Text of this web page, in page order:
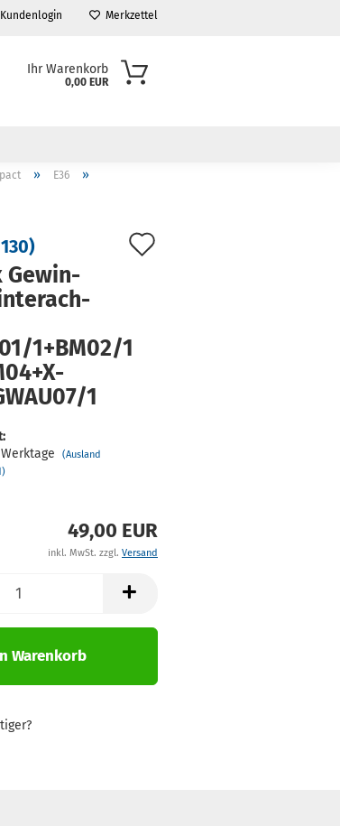
Kundenlogin Merkzettel
Ihr Warenkorb
0,00 EUR
» E36 »
)
Ge­win­
1+BM02/1
1
(Ausland
49,00 EUR
inkl. MwSt. zzgl. Versand
Warenkorb